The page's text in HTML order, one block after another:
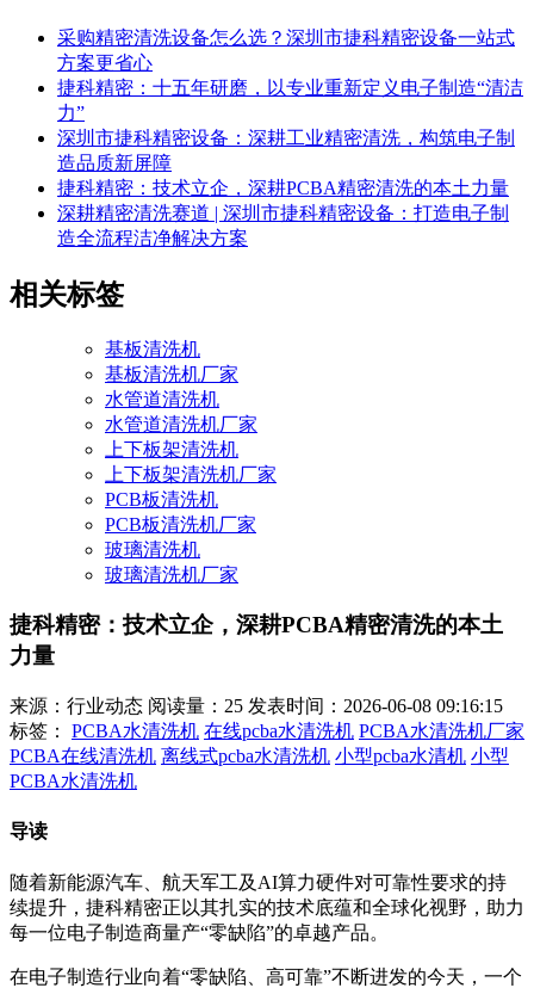
采购精密清洗设备怎么选？深圳市捷科精密设备一站式
方案更省心
捷科精密：十五年研磨，以专业重新定义电子制造“清洁
力”
深圳市捷科精密设备：深耕工业精密清洗，构筑电子制
造品质新屏障
捷科精密：技术立企，深耕PCBA精密清洗的本土力量
深耕精密清洗赛道 | 深圳市捷科精密设备：打造电子制
造全流程洁净解决方案
相关标签
基板清洗机
基板清洗机厂家
水管道清洗机
水管道清洗机厂家
上下板架清洗机
上下板架清洗机厂家
PCB板清洗机
PCB板清洗机厂家
玻璃清洗机
玻璃清洗机厂家
捷科精密：技术立企，深耕PCBA精密清洗的本土
力量
来源：行业动态 阅读量：25 发表时间：2026-06-08 09:16:15
标签： PCBA水清洗机 在线pcba水清洗机 PCBA水清洗机厂家
PCBA在线清洗机 离线式pcba水清洗机 小型pcba水清机 小型
PCBA水清洗机
导读
随着新能源汽车、航天军工及AI算力硬件对可靠性要求的持
续提升，捷科精密正以其扎实的技术底蕴和全球化视野，助力
每一位电子制造商量产“零缺陷”的卓越产品。
在电子制造行业向着“零缺陷、高可靠”不断进发的今天，一个